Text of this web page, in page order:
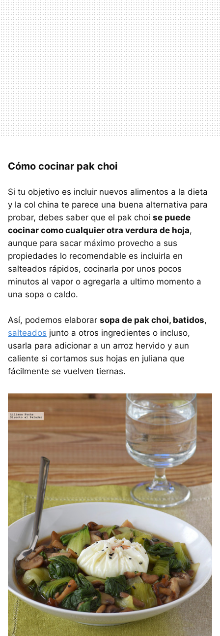
Cómo cocinar pak choi
Si tu objetivo es incluir nuevos alimentos a la dieta
y la col china te parece una buena alternativa para
probar, debes saber que el pak choi se puede
cocinar como cualquier otra verdura de hoja,
aunque para sacar máximo provecho a sus
propiedades lo recomendable es incluirla en
salteados rápidos, cocinarla por unos pocos
minutos al vapor o agregarla a ultimo momento a
una sopa o caldo.
Así, podemos elaborar sopa de pak choi, batidos,
salteados junto a otros ingredientes o incluso,
usarla para adicionar a un arroz hervido y aun
caliente si cortamos sus hojas en juliana que
fácilmente se vuelven tiernas.